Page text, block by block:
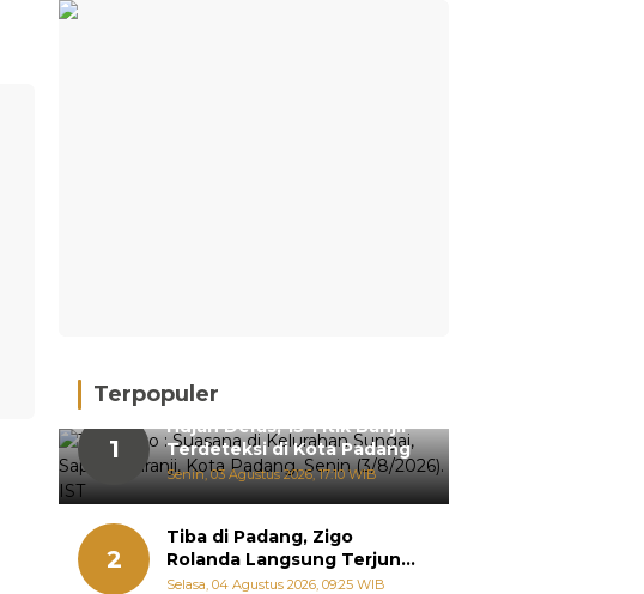
Terpopuler
1
Hujan Deras, 15 Titik Banjir
Terdeteksi di Kota Padang
Senin, 03 Agustus 2026, 17:10 WIB
2
Tiba di Padang, Zigo
Rolanda Langsung Terjun
Bantu Warga Terdampak
Selasa, 04 Agustus 2026, 09:25 WIB